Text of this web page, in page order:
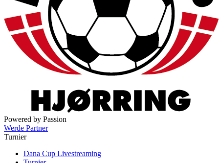
Powered by Passion
Werde Partner
Turnier
Dana Cup Livestreaming